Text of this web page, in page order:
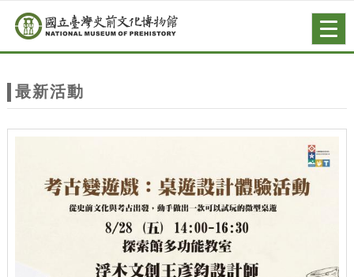
站
主
跳到主要內容
網站導覽
最新活動